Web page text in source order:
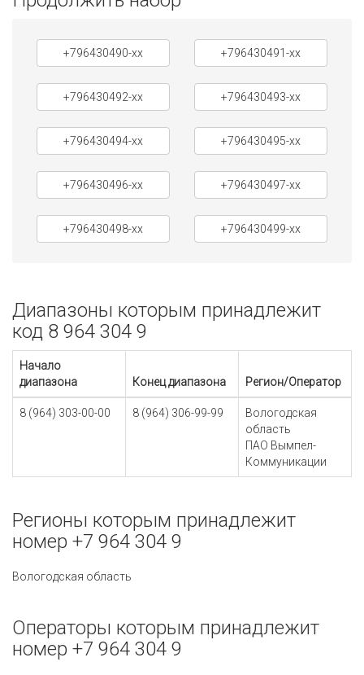
+796430490-xx +796430491-xx
+796430492-xx +796430493-xx
+796430494-xx +796430495-xx
+796430496-xx +796430497-xx
+796430498-xx +796430499-xx
Диапазоны которым принадлежит
код 8 964 304 9
Начало
диапазона
Конец диапазона Регион/Оператор
8 (964) 303-00-00 8 (964) 306-99-99
Вологодская
область
ПАО Вымпел-
Коммуникации
Регионы которым принадлежит
номер +7 964 304 9
Вологодская область
Операторы которым принадлежит
номер +7 964 304 9